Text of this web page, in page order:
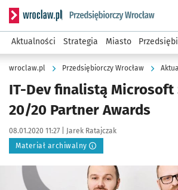
Serwis informacyjny wroclaw.pl
Aktualności Strategia Miasto
wroclaw.pl Przedsiębiorczy Wrocław
IT-Dev finalistą Microsoft
20/20 Partner Awards
Data publikacji:
08.01.2020 11:27 | Autor:
Jarek Ratajczak
Materiał archiwalny
Kliknij, aby powiększyć